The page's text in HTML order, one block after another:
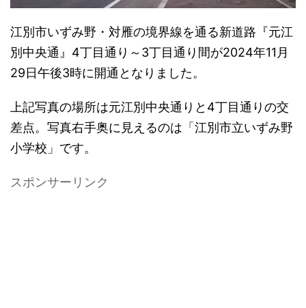
江別市いずみ野・対雁の境界線を通る新道路『元江
別中央通』4丁目通り～3丁目通り間が2024年11月
29日午後3時に開通となりました。
上記写真の場所は元江別中央通りと4丁目通りの交
差点。写真右手奥に見えるのは「江別市立いずみ野
小学校」です。
スポンサーリンク